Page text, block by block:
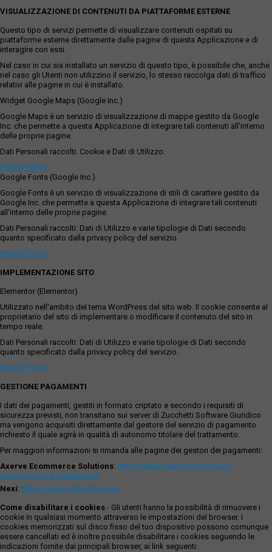
VISUALIZZAZIONE DI CONTENUTI DA PIATTAFORME ESTERNE
Questo tipo di servizi permette di visualizzare contenuti ospitati su
piattaforme esterne direttamente dalle pagine di questa Applicazione e di
interagire con essi.
Nel caso in cui sia installato un servizio di questo tipo, è possibile che, anche
nel caso gli Utenti non utilizzino il servizio, lo stesso raccolga dati di traffico
relativi alle pagine in cui è installato.
Widget Google Maps (Google Inc.)
Google Maps è un servizio di visualizzazione di mappe gestito da Google
Inc. che permette a questa Applicazione di integrare tali contenuti all'interno
delle proprie pagine.
Dati Personali raccolti: Cookie e Dati di Utilizzo.
Privacy Policy
Google Fonts (Google Inc.)
Google Fonts è un servizio di visualizzazione di stili di carattere gestito da
Google Inc. che permette a questa Applicazione di integrare tali contenuti
all'interno delle proprie pagine.
Dati Personali raccolti: Dati di Utilizzo e varie tipologie di Dati secondo
quanto specificato dalla privacy policy del servizio.
Privacy Policy
IMPLEMENTAZIONE SITO
Elementor (Elementor)
Utilizzato nell'ambito del tema WordPress del sito web. Il cookie consente al
proprietario del sito di implementare o modificare il contenuto del sito in
tempo reale.
Dati Personali raccolti: Dati di Utilizzo e varie tipologie di Dati secondo
quanto specificato dalla privacy policy del servizio.
Privacy Policy
GESTIONE PAGAMENTI
I dati dei pagamenti, gestiti in formato criptato e secondo i requisiti di
sicurezza previsti, non transitano sui server di Zucchetti Software Giuridico
ma vengono acquisiti direttamente dal gestore del servizio di pagamento
richiesto il quale agirà in qualità di autonomo titolare del trattamento.
Per maggiori informazioni si rimanda alle pagine dei gestori dei pagamenti:
Axerve Ecommerce Solutions: https://www.axerve.com/privacy-
policy/servizi-di-pagamento
Nexi: https://www.nexi.it/it/privacy
Come disabilitare i cookies - Gli utenti hanno la possibilità di rimuovere i
cookie in qualsiasi momento attraverso le impostazioni del browser. I
cookies memorizzati sul disco fisso del tuo dispositivo possono comunque
essere cancellati ed è inoltre possibile disabilitare i cookies seguendo le
indicazioni fornite dai principali browser, ai link seguenti: